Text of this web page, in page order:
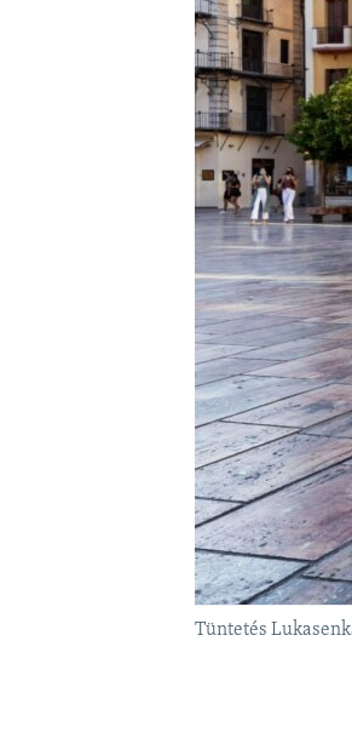
A MÚLT TANULSÁGAI
Tüntetés